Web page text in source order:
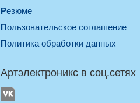
Резюме
Пользовательское соглашение
Политика обработки данных
Артэлектроникс в соц.сетях